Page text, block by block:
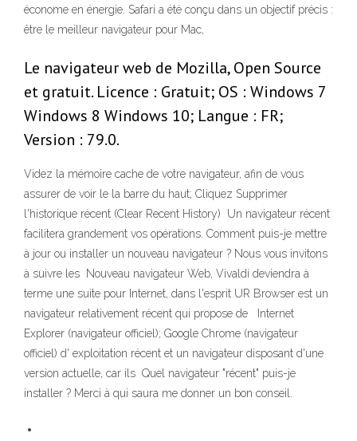
économe en énergie. Safari a été conçu dans un objectif précis :
être le meilleur navigateur pour Mac,
Le navigateur web de Mozilla, Open Source
et gratuit. Licence : Gratuit; OS : Windows 7
Windows 8 Windows 10; Langue : FR;
Version : 79.0.
Videz la mémoire cache de votre navigateur, afin de vous
assurer de voir le la barre du haut; Cliquez Supprimer
l'historique récent (Clear Recent History) Un navigateur récent
facilitera grandement vos opérations. Comment puis-je mettre
à jour ou installer un nouveau navigateur ? Nous vous invitons
à suivre les Nouveau navigateur Web, Vivaldi deviendra à
terme une suite pour Internet, dans l'esprit UR Browser est un
navigateur relativement récent qui propose de Internet
Explorer (navigateur officiel); Google Chrome (navigateur
officiel) d' exploitation récent et un navigateur disposant d'une
version actuelle, car ils Quel navigateur "récent" puis-je
installer ? Merci à qui saura me donner un bon conseil.